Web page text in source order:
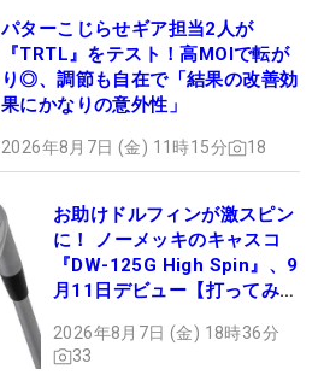
パターこじらせギア担当2人が
『TRTL』をテスト！高MOIで転が
り◎、調節も自在で「結果の改善効
果にかなりの意外性」
2026年8月7日 (金) 11時15分 18
お助けドルフィンが激スピン
に！ ノーメッキのキャスコ
『DW-125G High Spin』、9
月11日デビュー【打ってみ
2026年8月7日 (金) 18時36分
33